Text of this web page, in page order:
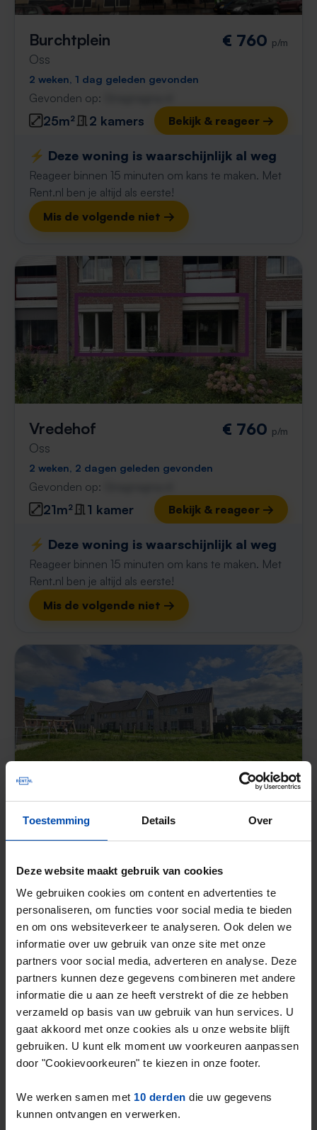
Toestemming Details Over
Deze website maakt gebruik van cookies
We gebruiken cookies om content en advertenties te
personaliseren, om functies voor social media te bieden
en om ons websiteverkeer te analyseren. Ook delen we
informatie over uw gebruik van onze site met onze
partners voor social media, adverteren en analyse. Deze
partners kunnen deze gegevens combineren met andere
informatie die u aan ze heeft verstrekt of die ze hebben
verzameld op basis van uw gebruik van hun services. U
gaat akkoord met onze cookies als u onze website blijft
gebruiken. U kunt elk moment uw voorkeuren aanpassen
door "Cookievoorkeuren" te kiezen in onze footer.
We werken samen met 10 derden die uw gegevens
kunnen ontvangen en verwerken.
Burchtplein
Oss
€ 760 p/m
2 weken, 1 dag geleden gevonden
Gevonden op:
25m² 2 kamers Bekijk & reageer →
⚡️ Deze woning is waarschijnlijk al weg
Reageer binnen 15 minuten om kans te maken. Met
Rent.nl ben je altijd als eerste!
Mis de volgende niet →
Vredehof
Oss
€ 760 p/m
2 weken, 2 dagen geleden gevonden
Gevonden op:
21m² 1 kamer Bekijk & reageer →
⚡️ Deze woning is waarschijnlijk al weg
Reageer binnen 15 minuten om kans te maken. Met
Rent.nl ben je altijd als eerste!
Mis de volgende niet →
Huis Arena
Oss
€ 1.525p/m
Gevonden op:Gnagnagna.nl
113m² 4 kamers Bekijk & reageer →
⚡️ Deze woning is waarschijnlijk al weg
Reageer binnen 15 minuten om kans te maken. Met
Rent.nl ben je altijd als eerste!
Mis de volgende niet →